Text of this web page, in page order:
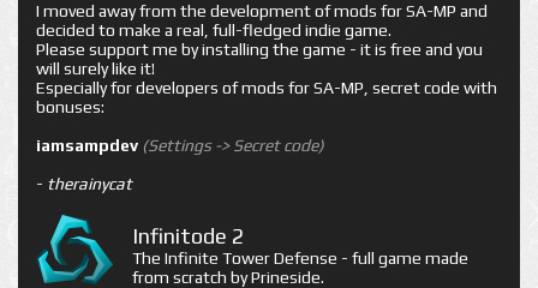
I moved away from the development of mods for SA-MP and
decided to make a real, full-fledged indie game.
Please support me by installing the game - it is free and you
will surely like it!
Especially for developers of mods for SA-MP, secret code with
bonuses:
iamsampdev (Settings -> Secret code)
- therainycat
Infinitode 2
The Infinite Tower Defense - full game made
from scratch by Prineside.